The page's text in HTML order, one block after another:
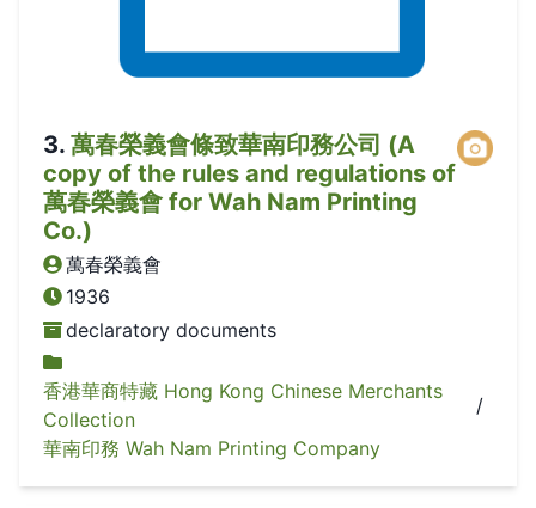
3. 萬春榮義會條致華南印務公司 (A
copy of the rules and regulations of
萬春榮義會 for Wah Nam Printing
Co.)
萬春榮義會
1936
declaratory documents
香港華商特藏 Hong Kong Chinese Merchants
Collection
/
華南印務 Wah Nam Printing Company